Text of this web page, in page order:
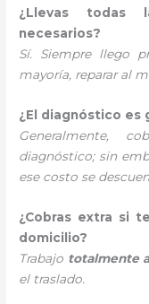
¿Llevas todas
necesarios?
Sí. Siempre llego
mayoría, reparar al
¿El diagnóstico es
Generalmente,
diagnóstico; sin
ese costo se
¿Cobras extra si
domicilio?
Trabajo totalmente
el traslado.